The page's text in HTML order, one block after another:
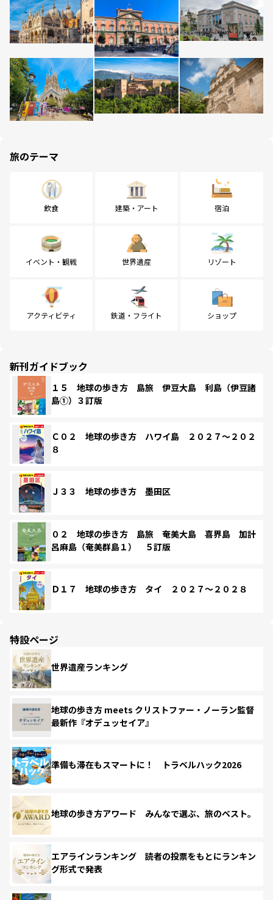
旅のテーマ
飲食 建築・アート 宿泊
イベント・観戦 世界遺産 リゾート
アクティビティ 鉄道・フライト ショップ
新刊ガイドブック
１５ 地球の歩き方 島旅 伊豆大島 利島（伊豆諸
島①）３訂版
Ｃ０２ 地球の歩き方 ハワイ島 ２０２７～２０２
８
Ｊ３３ 地球の歩き方 墨田区
０２ 地球の歩き方 島旅 奄美大島 喜界島 加計
呂麻島（奄美群島１） ５訂版
Ｄ１７ 地球の歩き方 タイ ２０２７～２０２８
特設ページ
世界遺産ランキング
地球の歩き方 meets クリストファー・ノーラン監督
最新作『オデュッセイア』
準備も滞在もスマートに！ トラベルハック2026
地球の歩き方アワード みんなで選ぶ、旅のベスト。
エアラインランキング 読者の投票をもとにランキン
グ形式で発表